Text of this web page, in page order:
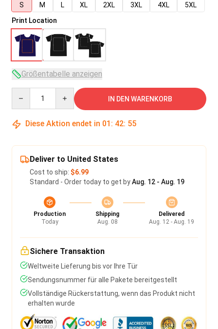
S
M L XL 2XL 3XL 4XL
5XL
Print Location
Größentabelle anzeigen
IN DEN WARENKORB
Diese Aktion endet in 01 : 42: 54
Deliver to United States
Cost to ship: $6.99
Standard - Order today to get byAug. 12 - Aug. 19
Production
Today
Shipping
Aug. 08
Delivered
Aug. 12 - Aug. 19
Sichere Transaktion
Weltweite Lieferung bis vor Ihre Tür
Sendungsnummer für alle Pakete bereitgestellt
Vollständige Rückerstattung, wenn das Produkt nicht
erhalten wurde